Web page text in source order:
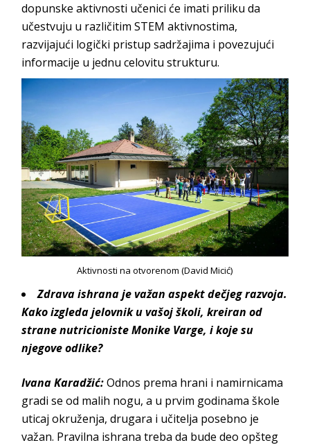
dopunske aktivnosti učenici će imati priliku da
učestvuju u različitim STEM aktivnostima,
razvijajući logički pristup sadržajima i povezujući
informacije u jednu celovitustrukturu.
Aktivnosti na otvorenom (David Micić)
Zdrava ishrana je važan aspekt dečjeg razvoja.
Kako izgleda jelovnik u vašoj školi, kreiran od
strane nutricioniste Monike Varge, i koje su
njegove odlike?
Ivana Karadžić:Odnos prema hrani i namirnicama
gradi se od malih nogu, a u prvim godinama škole
uticaj okruženja, drugara i učitelja posebno je
važan. Pravilna ishrana treba da bude deo opšteg